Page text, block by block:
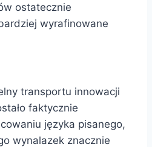
ostatecznie
wyrafinowane
transportu innowacji
faktycznie
języka pisanego,
wynalazek znacznie